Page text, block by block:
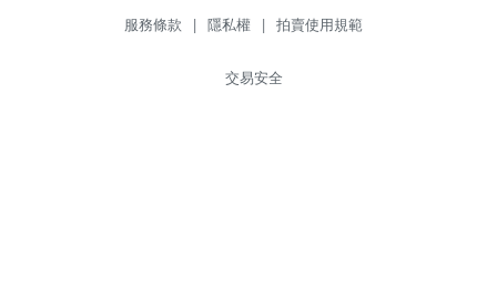
服務條款 | 隱私權 | 拍賣使用規範
交易安全